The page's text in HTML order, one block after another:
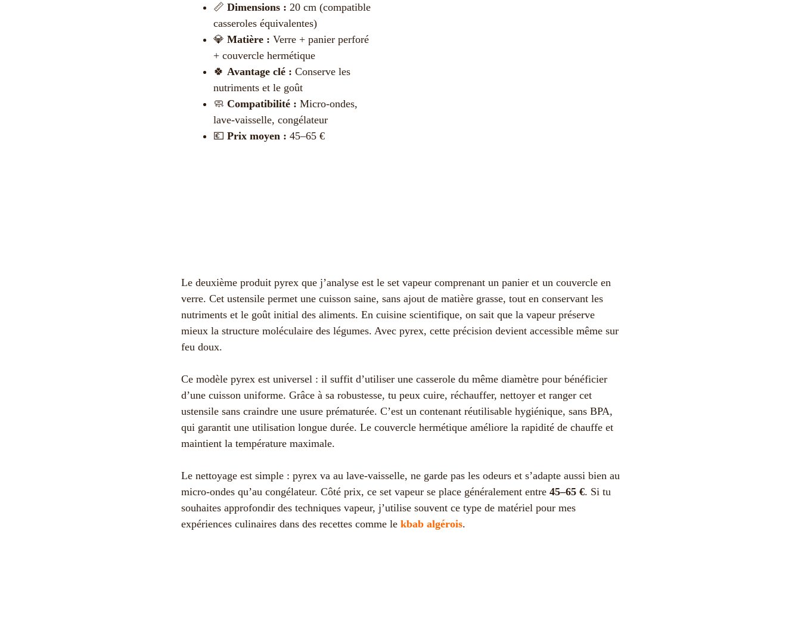
📏 Dimensions : 20 cm (compatible
casseroles équivalentes)
💎 Matière : Verre + panier perforé
+ couvercle hermétique
🍀 Avantage clé : Conserve les
nutriments et le goût
🧼 Compatibilité : Micro-ondes,
lave-vaisselle, congélateur
💶 Prix moyen : 45–65 €
Le deuxième produit pyrex que j’analyse est le set vapeur comprenant un panier et un couvercle en
verre. Cet ustensile permet une cuisson saine, sans ajout de matière grasse, tout en conservant les
nutriments et le goût initial des aliments. En cuisine scientifique, on sait que la vapeur préserve
mieux la structure moléculaire des légumes. Avec pyrex, cette précision devient accessible même sur
feu doux.
Ce modèle pyrex est universel : il suffit d’utiliser une casserole du même diamètre pour bénéficier
d’une cuisson uniforme. Grâce à sa robustesse, tu peux cuire, réchauffer, nettoyer et ranger cet
ustensile sans craindre une usure prématurée. C’est un contenant réutilisable hygiénique, sans BPA,
qui garantit une utilisation longue durée. Le couvercle hermétique améliore la rapidité de chauffe et
maintient la température maximale.
Le nettoyage est simple : pyrex va au lave-vaisselle, ne garde pas les odeurs et s’adapte aussi bien au
micro-ondes qu’au congélateur. Côté prix, ce set vapeur se place généralement entre 45–65 €. Si tu
souhaites approfondir des techniques vapeur, j’utilise souvent ce type de matériel pour mes
expériences culinaires dans des recettes comme le kbab algérois.